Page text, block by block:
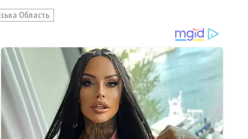
Область